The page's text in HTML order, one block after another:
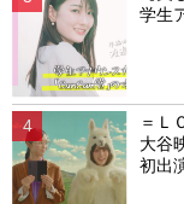
学生
＝Ｌ
大谷
初出